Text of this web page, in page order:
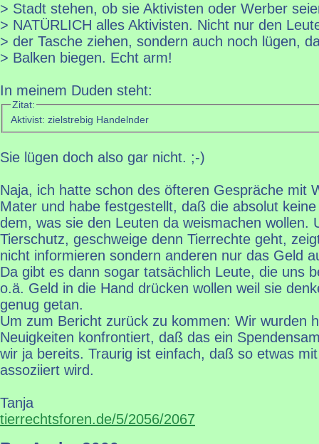
> Stadt stehen, ob sie Aktivisten oder Werber
> NATÜRLICH alles Aktivisten. Nicht nur den
> der Tasche ziehen, sondern auch noch lügen,
> Balken biegen. Echt arm!
In meinem Duden steht:
Zitat:
Aktivist: zielstrebig Handelnder
Sie lügen doch also gar nicht. ;-)
Naja, ich hatte schon des öfteren Gespräche mit
Mater und habe festgestellt, daß die absolut
dem, was sie den Leuten da weismachen wollen.
Tierschutz, geschweige denn Tierrechte geht,
nicht informieren sondern anderen nur das Geld
Da gibt es dann sogar tatsächlich Leute, die uns
o.ä. Geld in die Hand drücken wollen weil sie
genug getan.
Um zum Bericht zurück zu kommen: Wir wurden
Neuigkeiten konfrontiert, daß das ein
wir ja bereits. Traurig ist einfach, daß so etwas
assoziiert wird.
Tanja
tierrechtsforen.de/5/2056/2067